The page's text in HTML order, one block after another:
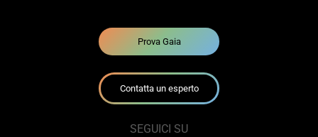
Prova Gaia
Contatta un esperto
SEGUICI SU